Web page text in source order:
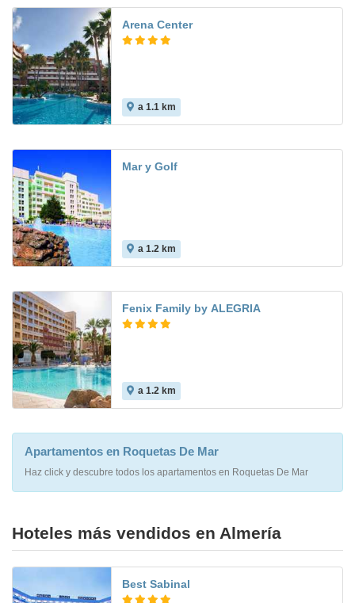
Arena Center
a 1.1 km
Mar y Golf
a 1.2 km
Fenix Family by ALEGRIA
a 1.2 km
Apartamentos en Roquetas De Mar
Haz click y descubre todos los apartamentos en Roquetas De Mar
Hoteles más vendidos en Almería
Best Sabinal